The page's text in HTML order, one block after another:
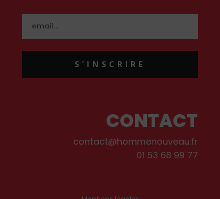
S'INSCRIRE
CONTACT
contact@hommenouveau.fr
01 53 68 99 77